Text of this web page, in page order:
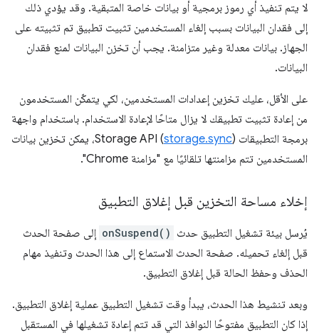
لا يتم تنفيذ أي رموز برمجية أو بيانات خاصة المتبقية. وقد يؤدي ذلك
إلى فقدان البيانات بسبب إلغاء المستخدمين تثبيت تطبيق تم تثبيته على
الجهاز. بيانات معدلة وغير متزامنة. يجب أن تخزن البيانات لمنع فقدان
البيانات.
على الأقل، عليك تخزين إعدادات المستخدمين، لكي يتمكّن المستخدمون
من إعادة تثبيت تطبيقك لا يزال متاحًا لإعادة الاستخدام. باستخدام واجهة
برمجة التطبيقات Storage API ( storage.sync
)، يمكن تخزين بيانات
المستخدمين تتم مزامنتها تلقائيًا مع "مزامنة Chrome".
إخلاء مساحة التخزين قبل إغلاق التطبيق
يُرسل بيئة تشغيل التطبيق حدث onSuspend() إلى صفحة الحدث
قبل إلغاء تحميله. صفحة الحدث الاستماع إلى هذا الحدث وتنفيذ مهام
الحذف وحفظ الحالة قبل إغلاق التطبيق.
وبعد تنشيط هذا الحدث، يبدأ وقت تشغيل التطبيق عملية إغلاق التطبيق.
إذا كان التطبيق مفتوحًا النوافذ التي قد تتم إعادة تشغيلها في المستقبل